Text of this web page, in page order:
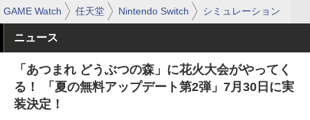
GAME Watch 任天堂 Nintendo Switch シミュレーション
ニュース
「あつまれ どうぶつの森」に花火大会がやってく
る！ 「夏の無料アップデート第2弾」7月30日に実
装決定！